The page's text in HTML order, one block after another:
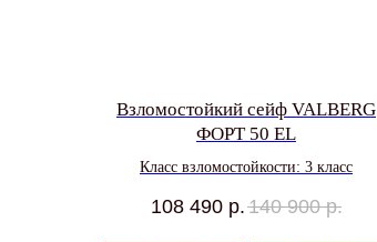
Взломостойкий сейф VALBERG
ФОРТ 50 EL
Класс взломостойкости: 3 класс
108 490 р.140 900 р.